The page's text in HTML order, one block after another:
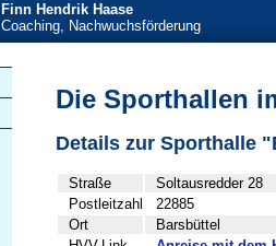
Finn Hendrik Haase
Coaching, Nachwuchsförderung
Die Sporthallen
Details zur Sporthalle
Straße
Soltausredder 28
Postleitzahl
22885
Ort
Barsbüttel